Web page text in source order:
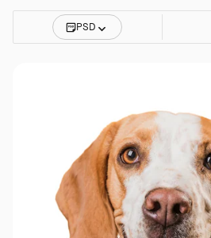
PSD